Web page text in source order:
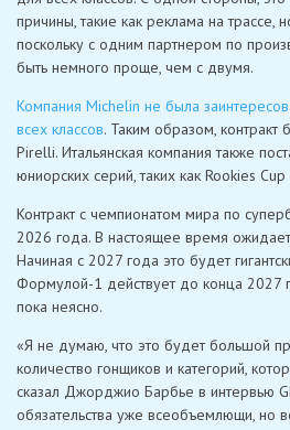
причины, такие как реклама на трассе,
поскольку с одним партнером по
быть немного проще, чем с двумя.
Компания Michelin не была
всех классов. Таким образом,
Pirelli. Итальянская компания также
юниорских серий, таких как Rookies Cup
Контракт с чемпионатом мира по
2026 года. В настоящее время
Начиная с 2027 года это будет
Формулой-1 действует до конца 2027
пока неясно.
«Я не думаю, что это будет большой
количество гонщиков и категорий,
сказал Джорджио Барбье в интервью
обязательства уже всеобъемлющи, но